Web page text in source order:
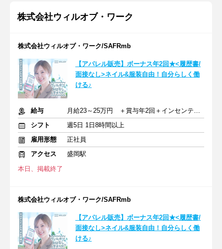
株式会社ウィルオブ・ワーク
株式会社ウィルオブ・ワーク/SAFRmb
【アパレル販売】ボーナス年2回★<履歴書/
面接なし>ネイル&服装自由！自分らしく働
ける♪
給与
月給23～25万円 ＋賞与年2回＋インセンティブ＋交通費
シフト
週5日 1日8時間以上
雇用形態
正社員
アクセス
盛岡駅
本日、掲載終了
株式会社ウィルオブ・ワーク/SAFRmb
【アパレル販売】ボーナス年2回★<履歴書/
面接なし>ネイル&服装自由！自分らしく働
ける♪